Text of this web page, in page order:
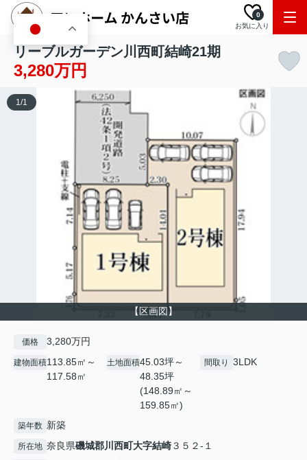
お気に入り
0
リーブルガーデン川西町結崎21期
3,280万円
【区画図】
1/1
価格 3,280万円
建物面積113.85㎡～
117.58㎡
土地面積45.03坪～
48.35坪
(148.89㎡～
159.85㎡)
間取り 3LDK
築年数 新築
所在地 奈良県磯城郡川西町大字結崎３５２-１